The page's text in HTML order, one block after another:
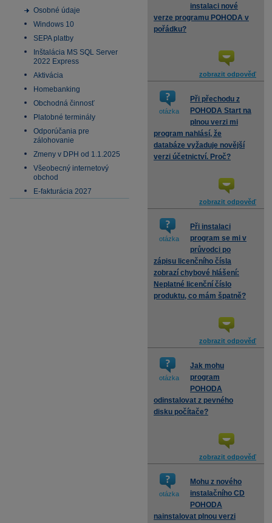
Osobné údaje
Windows 10
SEPA platby
Inštalácia MS SQL Server
2022 Express
Aktivácia
Homebanking
Obchodná činnosť
Platobné terminály
Odporúčania pre
zálohovanie
Zmeny v DPH od 1.1.2025
Všeobecný internetový
obchod
E-fakturácia 2027
instalaci nové
verze programu POHODA v
pořádku?
zobrazit odpověď
otázka
Při přechodu z
POHODA Start na
plnou verzi mi
program nahlásí, že
databáze vyžaduje novější
verzi účetnictví. Proč?
zobrazit odpověď
otázka
Při instalaci
program se mi v
průvodci po
zápisu licenčního čísla
zobrazí chybové hlášení:
Neplatné licenční číslo
produktu, co mám špatně?
zobrazit odpověď
otázka
Jak mohu
program
POHODA
odinstalovat z pevného
disku počítače?
zobrazit odpověď
otázka
Mohu z nového
instalačního CD
POHODA
nainstalovat plnou verzi